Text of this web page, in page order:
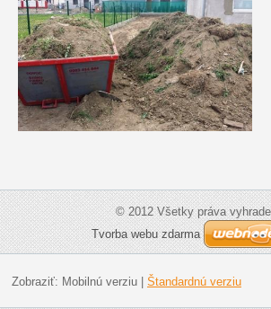
© 2012 Všetky práva
Tvorba webu zdarma
Zobraziť: Mobilnú verziu| Štandardnú verziu